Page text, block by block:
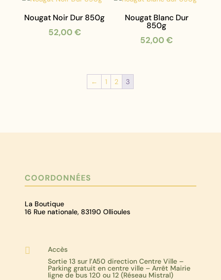
Nougat Noir Dur 850g
52,00 €
Nougat Blanc Dur
850g
52,00€
← 1 2 3
COORDONNÉES
La Boutique
16 Rue nationale, 83190 Ollioules

Accès
Sortie 13 sur l’A50 direction Centre Ville –
Parking gratuit en centre ville – Arrêt Mairie
ligne de bus 120 ou 12 (Réseau Mistral)